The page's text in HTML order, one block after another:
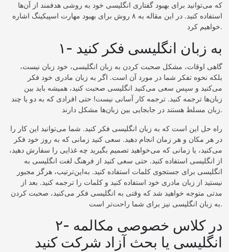
که می‌توانید برای بهبود گفتاری انگلیسی خود به روشی هدفمند از آن‌ها
استفاده کنید. در این مقاله به ۸ روش برای بهبود مهارت اسپیکینگ اشاره
خواهیم کرد.
۱- به زبان انگلیسی فکر کنید
گاهی اوقات، مشکل صحبت کردن به زبان انگلیسی، خود زبان نیست،
بلکه نحوه تفکر شما در مورد آن است. اگر به زبان مادری خود فکر
می‌کنید و سپس سعی می‌کنید انگلیسی صحبت کنید، همیشه باید بین
زبان‌ها ترجمه کنید. ترجمه کار آسانی نیست! حتی افرادی که به دو یا چند
زبان مسلط هستند در جابجایی بین زبان‌ها مشکل دارند.
راه حل این است که به زبان انگلیسی فکر کنید. شما می‌توانید این کار را
در هر مکان و هر زمان انجام دهید. سعی کنید زمانی که به روز خود فکر
می‌کنید، یا زمانی که می‌خواهید تصمیم بگیرید چه غذایی را سفارش دهید،
از انگلیسی استفاده کنید. حتی سعی کنید از فرهنگ لغت انگلیسی به
انگلیسی برای جستجوی کلمات استفاده کنید. به‌این‌ترتیب، هرگز مجبور
نیستید از زبان مادری خود استفاده کنید و کلمات را ترجمه کنید. بعد از
مدتی متوجه خواهید شد که وقتی به انگلیسی فکر می‌کنید، صحبت کردن
به زبان انگلیسی نیز برای شما راحت‌تر است.
۲- در کلاس خصوصی مکالمه
انگلیسی یا بحث آزاد شرکت کنید